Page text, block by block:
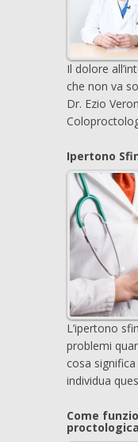
Il dolore
che non va
Dr. Ezio
Ipertono
L’ipertono
problemi
cosa
individua
Come